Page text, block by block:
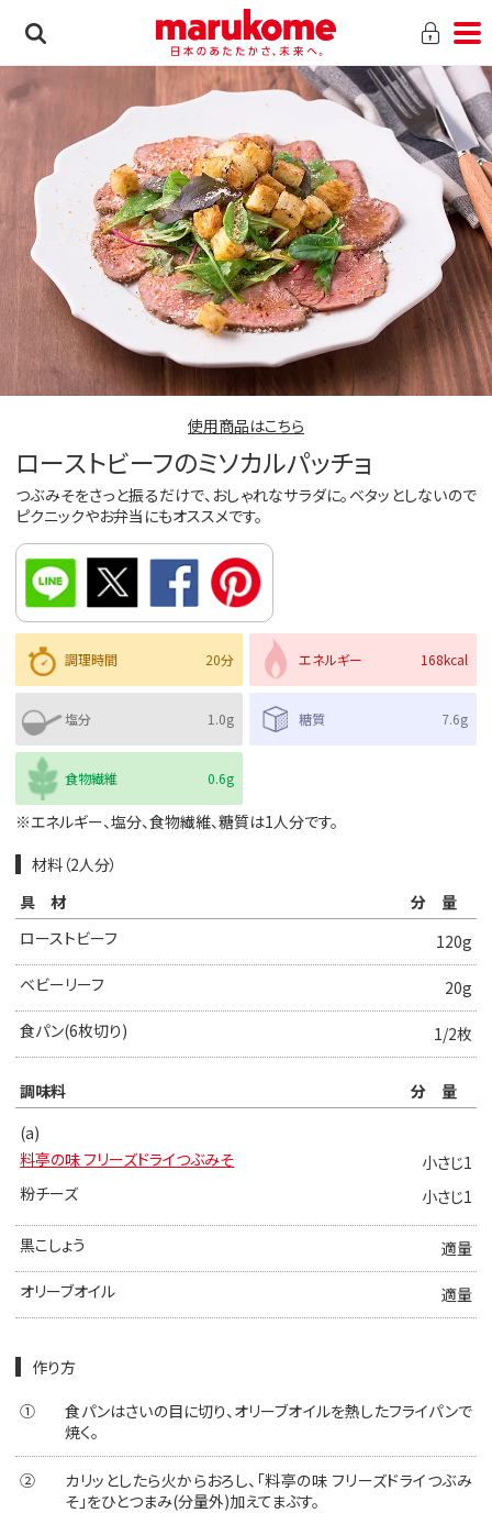
使用商品はこちら
ローストビーフのミソカルパッチョ
つぶみそをさっと振るだけで、おしゃれなサラダに。ベタッとしないので
ピクニックやお弁当にもオススメです。
調理時間 20分 エネルギー 168kcal
塩分 1.0g 糖質 7.6g
食物繊維 0.6g
※エネルギー、塩分、食物繊維、糖質は1人分です。
材料（2人分）
具材
分量
ローストビーフ
120g
ベビーリーフ
20g
食パン(6枚切り)
1/2枚
調味料
分量
(a)
料亭の味 フリーズドライつぶみそ
小さじ1
粉チーズ
小さじ1
黒こしょう
適量
オリーブオイル
適量
作り方
①
食パンはさいの目に切り、オリーブオイルを熱したフライパンで
焼く。
②
カリッとしたら火からおろし、「料亭の味 フリーズドライつぶみ
そ」をひとつまみ(分量外)加えてまぶす。